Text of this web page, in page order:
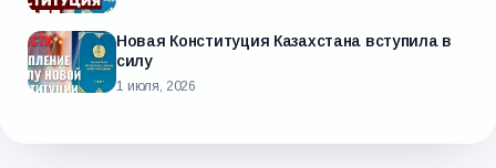
Новая Конституция Казахстана вступила в
силу
1 июля, 2026